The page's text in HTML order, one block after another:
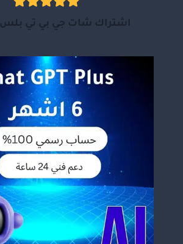
اشتراك شات جي بي تي بلس 3 أشهر